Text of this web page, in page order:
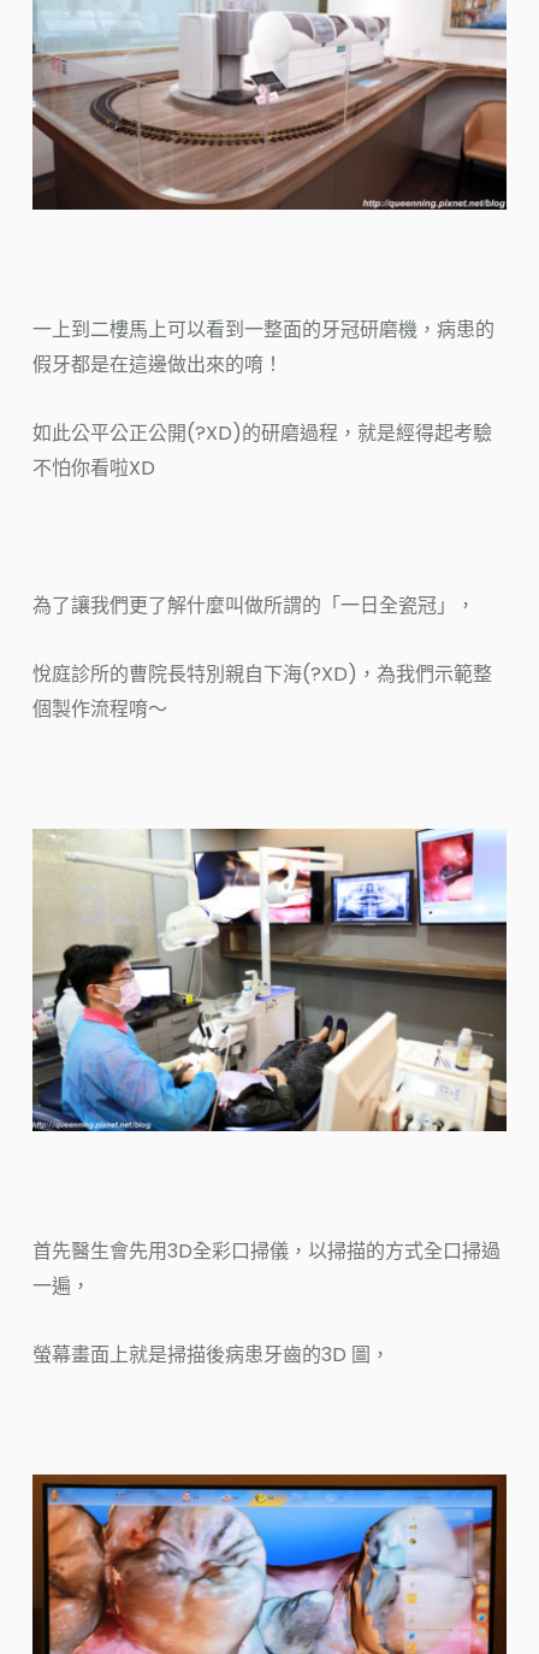
一上到二樓馬上可以看到一整面的牙冠研磨機，病患的
假牙都是在這邊做出來的唷！
如此公平公正公開(?XD)的研磨過程，就是經得起考驗
不怕你看啦XD
為了讓我們更了解什麼叫做所謂的「一日全瓷冠」，
悅庭診所的曹院長特別親自下海(?XD)，為我們示範整
個製作流程唷～
首先醫生會先用3D全彩口掃儀，以掃描的方式全口掃過
一遍，
螢幕畫面上就是掃描後病患牙齒的3D 圖，